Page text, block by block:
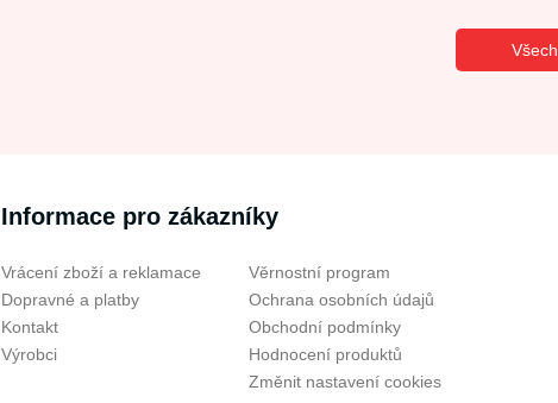
Informace pro zákazníky
Vrácení zboží a reklamace
Dopravné a platby
Kontakt
Výrobci
Věrnostní program
Ochrana osobních údajů
Obchodní podmínky
Hodnocení produktů
Změnit nastavení cookies